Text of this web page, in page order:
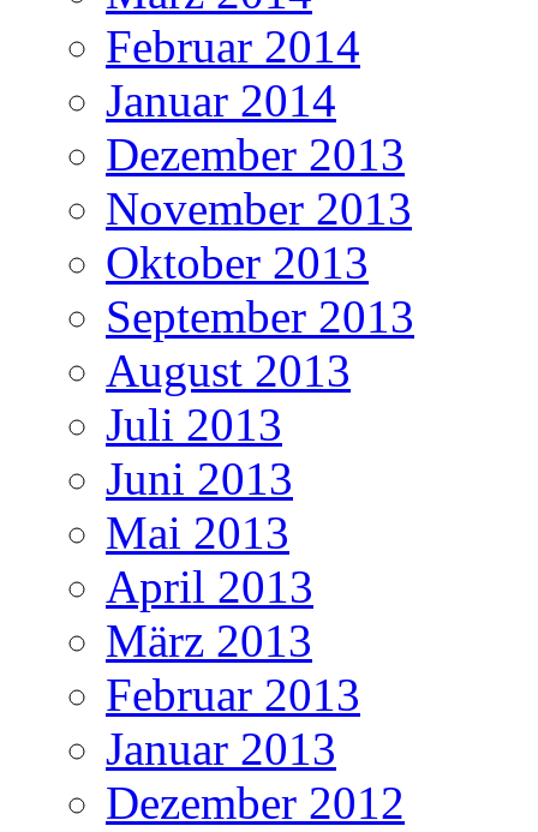
Februar 2014
Januar 2014
Dezember 2013
November 2013
Oktober 2013
September 2013
August 2013
Juli 2013
Juni 2013
Mai 2013
April 2013
März 2013
Februar 2013
Januar 2013
Dezember 2012